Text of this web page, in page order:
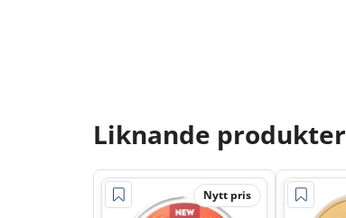
Liknande produkter
Nytt pris